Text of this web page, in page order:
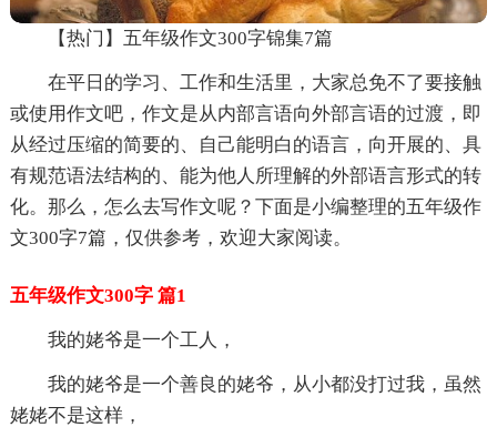
【热门】五年级作文300字锦集7篇
在平日的学习、工作和生活里，大家总免不了要接触
或使用作文吧，作文是从内部言语向外部言语的过渡，即
从经过压缩的简要的、自己能明白的语言，向开展的、具
有规范语法结构的、能为他人所理解的外部语言形式的转
化。那么，怎么去写作文呢？下面是小编整理的五年级作
文300字7篇，仅供参考，欢迎大家阅读。
五年级作文300字 篇1
我的姥爷是一个工人，
我的姥爷是一个善良的姥爷，从小都没打过我，虽然
姥姥不是这样，